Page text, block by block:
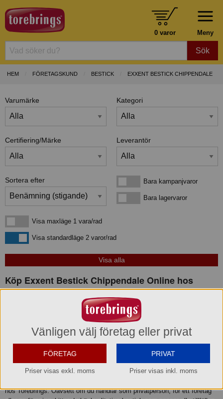
Meny
0 varor
Sök
HEM FÖRETAGSKUND BESTICK EXXENT BESTICK CHIPPENDALE
Varumärke Kategori
Certifiering/Märke Leverantör
Sortera efter Bara kampanjvarorBara kampanjvaror
Bara lagervarorBara lagervaror
Visa maxläge 1 vara/rad
Visa maxläge 1 vara/rad
Visa standardlägeVisa standardläge 2 varor/rad
Köp Exxent Bestick Chippendale Online hos
Torebrings
hos Torebrings. Oavsett om du handlar som privatperson, för ett företag
Vänligen välj företag eller privat
FÖRETAG
Priser visas exkl. moms
PRIVAT
Priser visas inkl. moms